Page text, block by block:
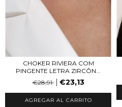
CHOKER RIVIERA COM
PINGENTE LETRA ZIRCÔN...
€28,91
€23,13
AGREGAR AL CARRITO